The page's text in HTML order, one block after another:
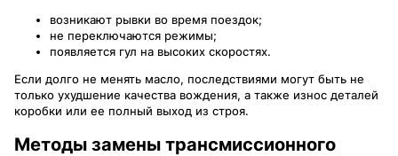
возникают рывки во время поездок;
не переключаются режимы;
появляется гул на высоких скоростях.
Если долго не менять масло, последствиями могут быть не
только ухудшение качества вождения, а также износ деталей
коробки или ее полный выход из строя.
Методы замены трансмиссионного